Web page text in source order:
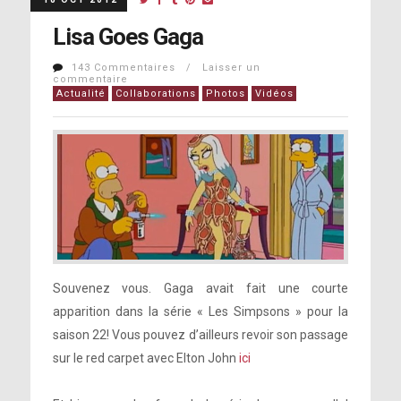
Lisa Goes Gaga
143 Commentaires / Laisser un
commentaire
Actualité
Collaborations Photos Vidéos
Souvenez vous. Gaga avait fait une courte
apparition dans la série « Les Simpsons » pour la
saison 22! Vous pouvez d’ailleurs revoir son passage
sur le red carpet avec Elton John ici